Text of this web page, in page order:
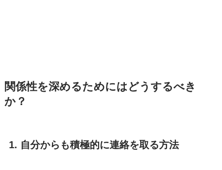
関係性を深めるためにはどうするべき
か？
1. 自分からも積極的に連絡を取る方法